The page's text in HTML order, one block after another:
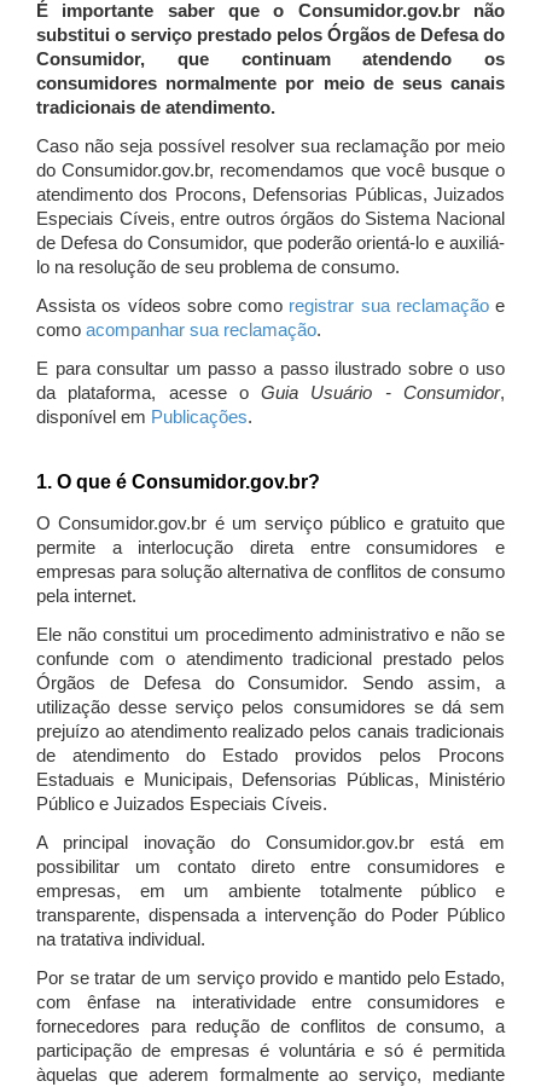
É importante saber que o Consumidor.gov.br não
substitui o serviço prestado pelos Órgãos de Defesa do
Consumidor, que continuam atendendo os
consumidores normalmente por meio de seus canais
tradicionais de atendimento.
Caso não seja possível resolver sua reclamação por meio
do Consumidor.gov.br, recomendamos que você busque o
atendimento dos Procons, Defensorias Públicas, Juizados
Especiais Cíveis, entre outros órgãos do Sistema Nacional
de Defesa do Consumidor, que poderão orientá-lo e auxiliá-
lo na resolução de seu problema de consumo.
Assista os vídeos sobre como registrar sua reclamaçãoe
como acompanhar sua reclamação.
E para consultar um passo a passo ilustrado sobre o uso
da plataforma, acesse oGuia Usuário - Consumidor,
disponível em Publicações.
1. O que é Consumidor.gov.br?
O Consumidor.gov.br é um serviço público e gratuito que
permite a interlocução direta entre consumidores e
empresas para solução alternativa de conflitos de consumo
pela internet.
Ele não constitui um procedimento administrativo e não se
confunde com o atendimento tradicional prestado pelos
Órgãos de Defesa do Consumidor. Sendo assim, a
utilização desse serviço pelos consumidores se dá sem
prejuízo ao atendimento realizado pelos canais tradicionais
de atendimento do Estado providos pelos Procons
Estaduais e Municipais, Defensorias Públicas, Ministério
Público e Juizados Especiais Cíveis.
A principal inovação do Consumidor.gov.br está em
possibilitar um contato direto entre consumidores e
empresas, em um ambiente totalmente público e
transparente, dispensada a intervenção do Poder Público
na tratativa individual.
Por se tratar de um serviço provido e mantido pelo Estado,
com ênfase na interatividade entre consumidores e
fornecedores para redução de conflitos de consumo, a
participação de empresas é voluntária e só é permitida
àquelas que aderem formalmente ao serviço, mediante